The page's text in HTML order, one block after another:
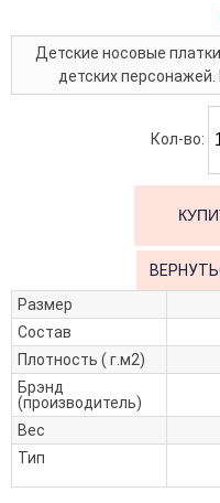
Детские носовые
детских персонажей.
Кол-во:
Размер
Состав
Плотность ( г.м2)
Брэнд
(производитель)
Вес
Тип